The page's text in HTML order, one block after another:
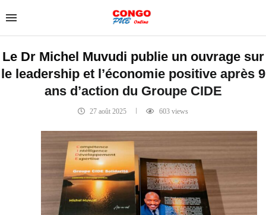
Le Dr Michel Muvudi publie un ouvrage sur
le leadership et l’économie positive après 9
ans d’action du Groupe CIDE
27 août 2025 603 views